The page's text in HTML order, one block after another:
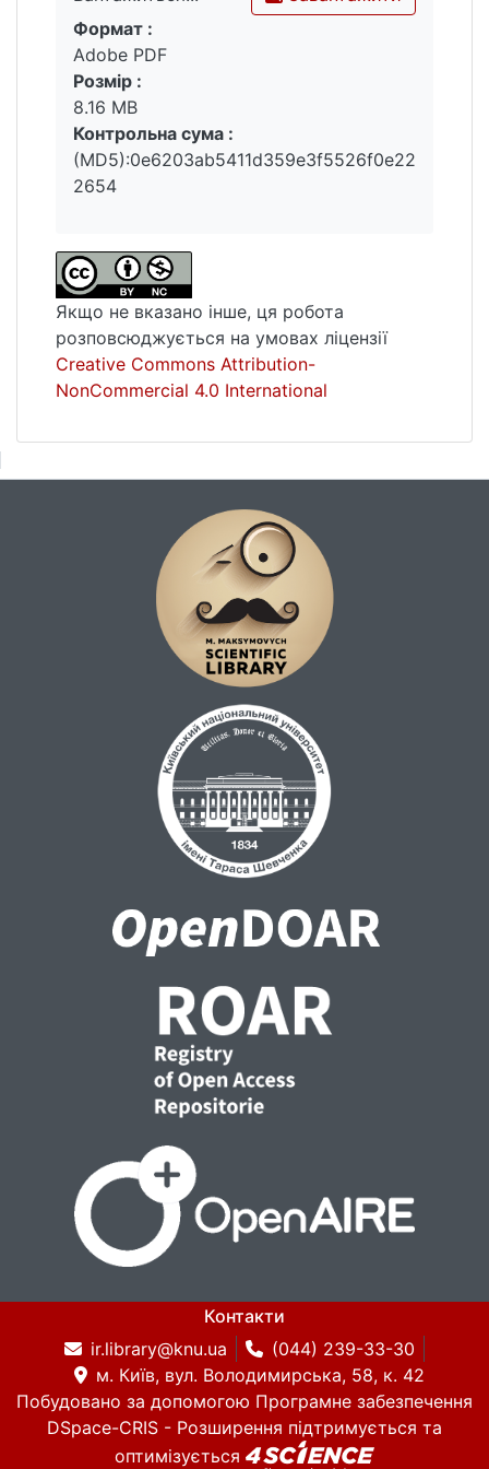
Вантажиться...
Формат :
Adobe PDF
Розмір :
8.16 MB
Контрольна сума :
(MD5):0e6203ab5411d359e3f5526f0e22
2654
Якщо не вказано інше, ця робота
розповсюджується на умовах ліцензії
Creative Commons Attribution-
NonCommercial 4.0 International
Контакти
ir.library@knu.ua
(044) 239-33-30
м. Київ, вул. Володимирська, 58, к. 42
Побудовано за допомогою Програмне забезпечення
DSpace-CRIS - Розширення підтримується та
оптимізується